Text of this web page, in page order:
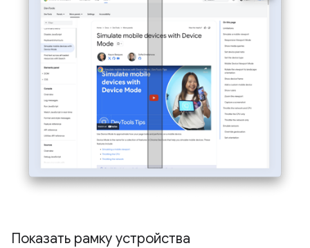
Показать рамку устройства